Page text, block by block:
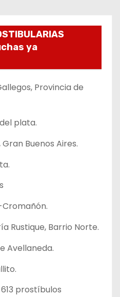
ya
Provincia de
plata.
Buenos Aires.
Rustique, Barrio Norte.
Avellaneda.
prostíbulos